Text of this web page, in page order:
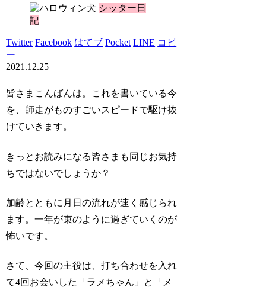
シッター日
記
Twitter Facebook はてブ Pocket LINE コピ
ー
2021.12.25
皆さまこんばんは。これを書いている今
を、師走がものすごいスピードで駆け抜
けていきます。
きっとお読みになる皆さまも同じお気持
ちではないでしょうか？
加齢とともに月日の流れが速く感じられ
ます。一年が束のように過ぎていくのが
怖いです。
さて、今回の主役は、打ち合わせを入れ
て4回お会いした「ラメちゃん」と「メ